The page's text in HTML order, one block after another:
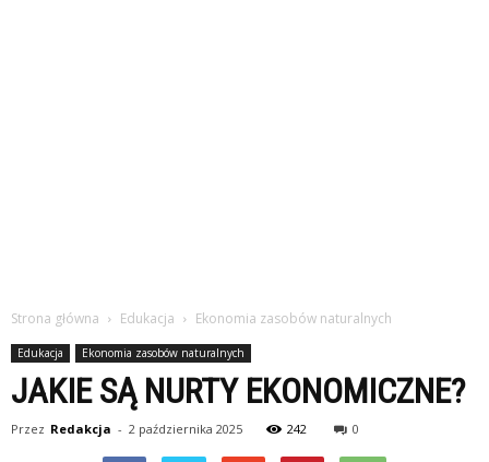
Strona główna Edukacja Ekonomia zasobów naturalnych
Edukacja Ekonomia zasobów naturalnych
JAKIE SĄ NURTY EKONOMICZNE?
Przez Redakcja - 2 października 2025 242 0